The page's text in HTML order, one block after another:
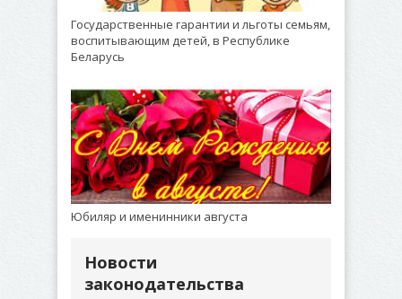
Государственные гарантии и льготы семьям,
воспитывающим детей, в Республике
Беларусь
Юбиляр и именинники августа
Новости
законодательства